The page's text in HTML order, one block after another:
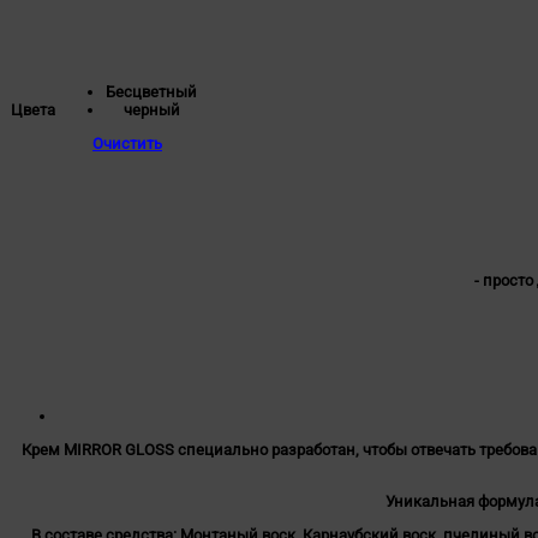
Цвета
Бесцветный
черный
Очистить
-
Крем MIRROR GLOSS специально разработан, чтобы отвечать
Уникальная